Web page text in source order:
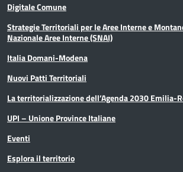
Digitale Comune
Strategie Territoriali per le Aree Interne e
Nazionale Aree Interne (SNAI)
Italia Domani-Modena
Nuovi Patti Territoriali
La territorializzazione dell’Agenda 2030 Emilia-
UPI – Unione Province Italiane
Eventi
Esplora il territorio